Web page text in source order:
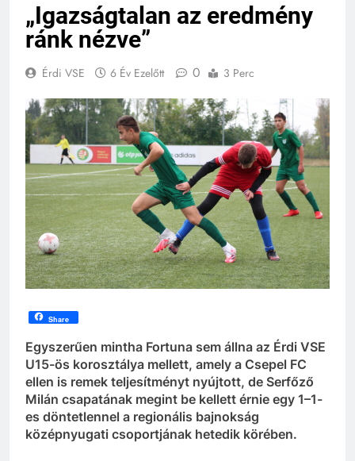
„Igazságtalan az eredmény
ránk nézve”
Érdi VSE 6 Év Ezelőtt 0 3 Perc
Share
Egyszerűen mintha Fortuna sem állna az Érdi VSE
U15-ös korosztálya mellett, amely a Csepel FC
ellen is remek teljesítményt nyújtott, de Serfőző
Milán csapatának megint be kellett érnie egy 1–1-
es döntetlennel a regionális bajnokság
középnyugati csoportjának hetedik körében.